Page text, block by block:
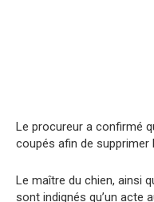
Le procureur a confirmé
coupés afin de supprimer
Le maître du chien, ainsi
sont indignés qu’un acte